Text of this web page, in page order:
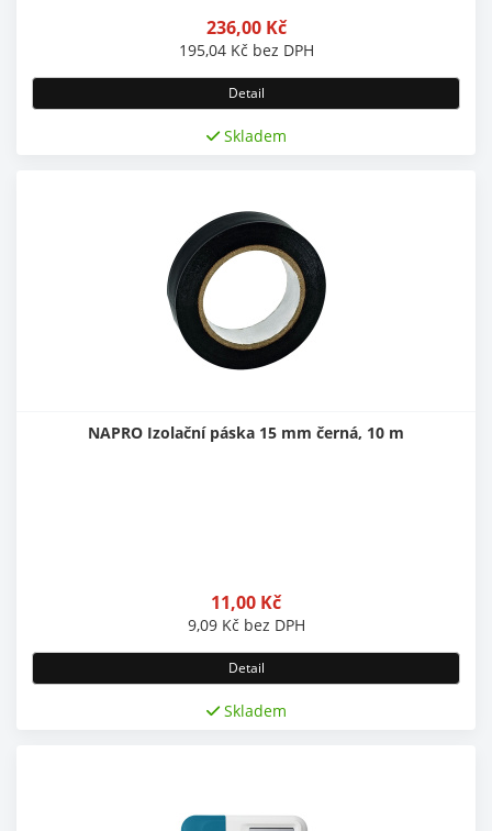
236,00 Kč
195,04 Kč bez DPH
Detail
Skladem
NAPRO Izolační páska 15 mm černá, 10 m
11,00 Kč
9,09 Kč bez DPH
Detail
Skladem